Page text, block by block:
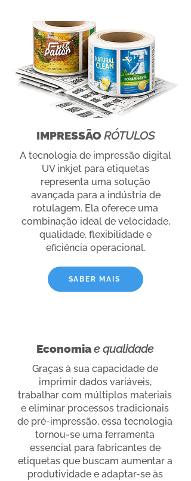
IMPRESSÃO RÓTULOS
A tecnologia de impressão digital
UV inkjet para etiquetas
representa uma solução
avançada para a indústria de
rotulagem. Ela oferece uma
combinação ideal de velocidade,
qualidade, flexibilidade e
eficiência operacional.
SABER MAIS
Economiae qualidade
Graças à sua capacidade de
imprimir dados variáveis,
trabalhar com múltiplos materiais
e eliminar processos tradicionais
de pré-impressão, essa tecnologia
tornou-se uma ferramenta
essencial para fabricantes de
etiquetas que buscam aumentar a
produtividade e adaptar-se às